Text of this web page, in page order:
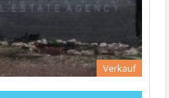
Verkauf